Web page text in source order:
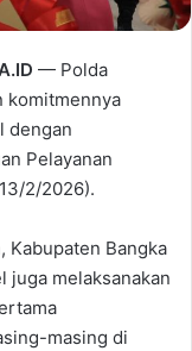
— Polda
komitmennya
dengan
Pelayanan
2/2026).
Kabupaten Bangka
juga melaksanakan
masing di